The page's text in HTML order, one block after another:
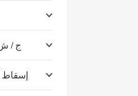
ج / ش
إسقاط